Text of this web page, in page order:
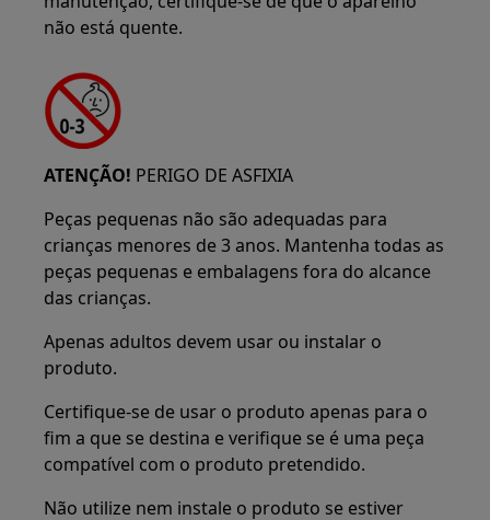
não está quente.
ATENÇÃO! PERIGO DE ASFIXIA
Peças pequenas não são adequadas para
crianças menores de 3 anos. Mantenha todas as
peças pequenas e embalagens fora do alcance
das crianças.
Apenas adultos devem usar ou instalar o
produto.
Certifique-se de usar o produto apenas para o
fim a que se destina e verifique se é uma peça
compatível com o produto pretendido.
Não utilize nem instale o produto se estiver